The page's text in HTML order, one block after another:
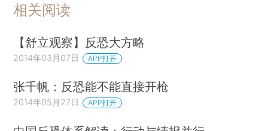
相关阅读
【舒立观察】反恐大方略
2014年03月07日 APP打开
张千帆：反恐能不能直接开枪
2014年05月27日 APP打开